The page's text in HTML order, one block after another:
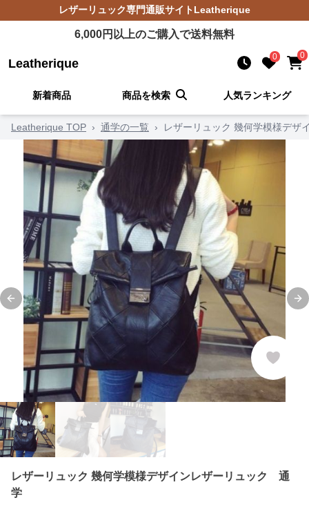
レザーリュック専門通販サイトLeatherique
6,000円以上のご購入で送料無料
Leatherique 0 0
新着商品 商品を検索 人気ランキング
Leatherique TOP › 通学の一覧 › レザーリュック 幾何学模様デ
Previous slide
レザーリュック 幾何学模様デザインレザーリュック 通
学